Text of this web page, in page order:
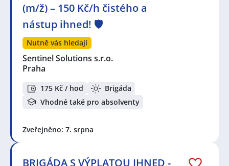
(m/ž) – 150 Kč/h čistého a
nástup ihned! 🛡️
Nutně vás hledají
Sentinel Solutions s.r.o.
Praha
175 Kč / hod
Brigáda
Vhodné také pro absolventy
Zveřejněno: 7. srpna
BRIGÁDA S VÝPLATOU IHNED -